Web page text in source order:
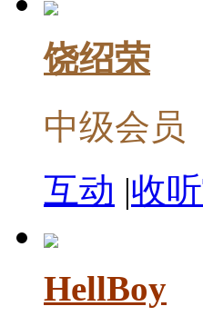
饶绍荣
中级会员
互动 |收
HellBoy